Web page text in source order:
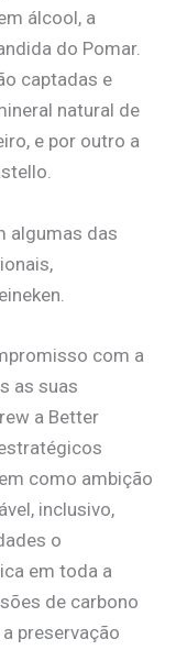
álcool, a
do Pomar.
captadas e
natural de
e por outro a
algumas das
com a
as suas
a Better
como ambição
inclusivo,
o
em toda a
de carbono
preservação